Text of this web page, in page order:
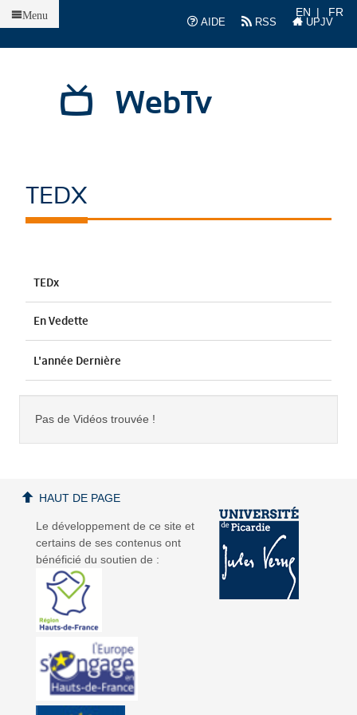
AIDE
RSS UPJV
EN FR
WebTv
Menu
TEDX
TEDx
En Vedette
L'année Dernière
Pas de Vidéos trouvée !
Le développement de ce site et
certains de ses contenus ont
bénéficié du soutien de :
HAUT DE PAGE